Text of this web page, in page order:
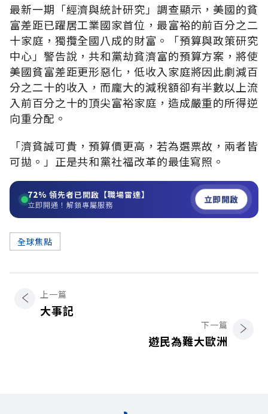
最新一期「經濟與統計研究」調查顯示，美國的貧
富差距已躍居工業國家首位，最富裕的前百分之二
十家庭，獨攬全國八成的財富。「預算與政策研究
中心」警告說，共和黨劫貧濟富的預算方案，將使
美國貧富差距更形惡化，低收入家庭將因此劇減百
分之二十的收入，而龐大的減稅額卻有半數以上流
入前百分之十的頂尖富裕家庭，造成嚴重的所得逆
向重分配。
「濟貧誠可貴，預算價更高，若為選票故，兩者皆
可拋。」正是共和黨社福改革的最佳寫照。
72% 領先者已開啟【職場雷達】
立即開通！解鎖專屬服務 立即開啟
全球焦點
上一篇
大事記
下一篇
遊民為難大歐洲